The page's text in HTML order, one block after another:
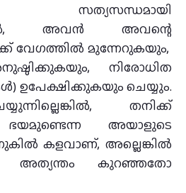
സത്യസന്ധമായി
അവൻ അവന്റെ
വേഗത്തിൽ മുന്നേറുകയും,
നിരോധിത
ഉപേക്ഷിക്കുകയും ചെയ്യും.
തനിക്ക്
ഭയമുണ്ടെന്ന അയാളുടെ
കളവാണ്, അല്ലെങ്കിൽ
അത്യന്തം കുറഞ്ഞതോ